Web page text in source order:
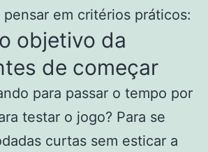
pensar em critérios práticos:
objetivo da
de começar
para passar o tempo por
testar o jogo? Para se
curtas sem esticar a